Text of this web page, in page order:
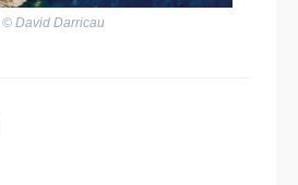
© David Darricau